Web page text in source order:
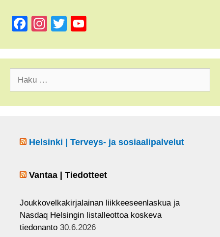
F
c
e
b
o
In
a
gr
a
m
T
tt
er
u
T
u
b
h
n
n
el
Helsinki | Terveys- ja sosiaalipalvelut
Vantaa | Tiedotteet
Joukkovelkakirjalainan liikkeeseenlaskua ja
Nasdaq Helsingin listalleottoa koskeva
tiedonanto 30.6.2026